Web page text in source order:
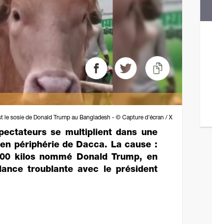
le sosie de Donald Trump au Bangladesh - © Capture d'écran / X
se multiplient dans une
périphérie de Dacca. La cause :
kilos nommé Donald Trump, en
troublante avec le président